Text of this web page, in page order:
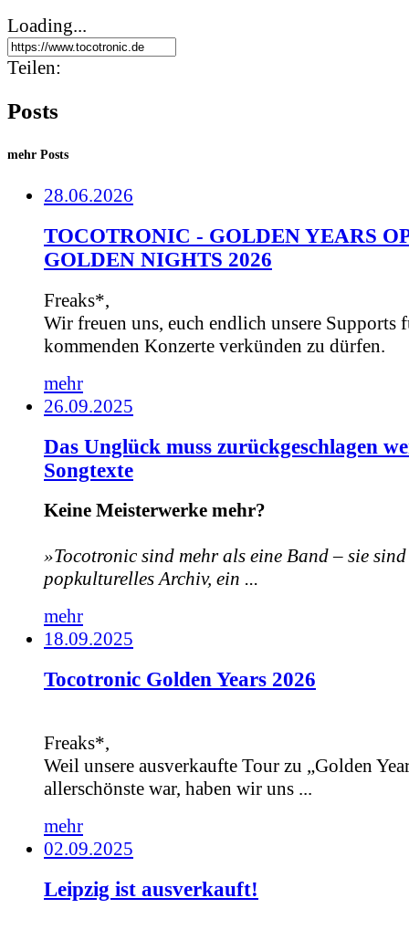
Loading...
Teilen:
Posts
mehr Posts
28.06.2026
TOCOTRONIC - GOLDEN YEARS
GOLDEN NIGHTS 2026
Freaks*,
Wir freuen uns, euch endlich unsere Supports
kommenden Konzerte verkünden zu dürfen.
mehr
26.09.2025
Das Unglück muss zurückgeschlagen
Songtexte
Keine Meisterwerke mehr?
»Tocotronic sind mehr als eine Band – sie
popkulturelles Archiv, ein ...
mehr
18.09.2025
Tocotronic Golden Years 2026
Freaks*,
Weil unsere ausverkaufte Tour zu „Golden
allerschönste war, haben wir uns ...
mehr
02.09.2025
Leipzig ist ausverkauft!